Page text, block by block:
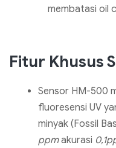
membatasi oil
Fitur Khusus
Sensor HM-500
fluoresensi UV
minyak (Fossil
ppmakurasi